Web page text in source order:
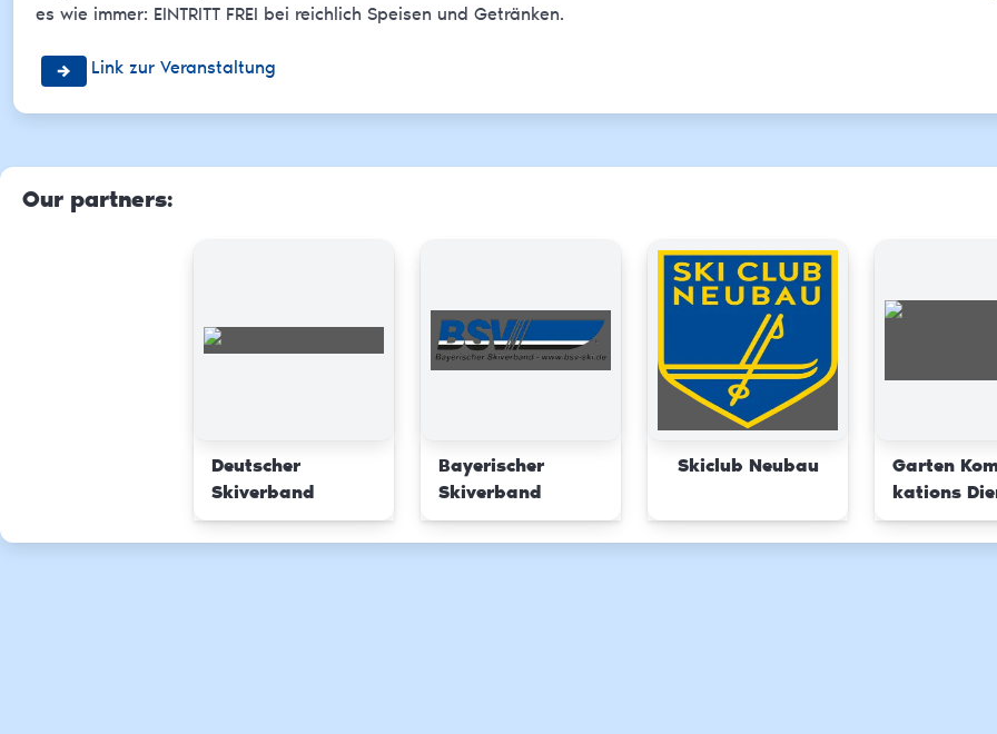
es wie immer: EINTRITT FREI bei reichlich Speisen und Getränken.
Link zur Veranstaltung
Our partners:
Deutscher
Skiverband
Bayerischer
Skiverband
Skiclub Neubau
Garten
kations